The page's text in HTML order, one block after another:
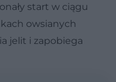
start w ciągu
owsianych
jelit i zapobiega